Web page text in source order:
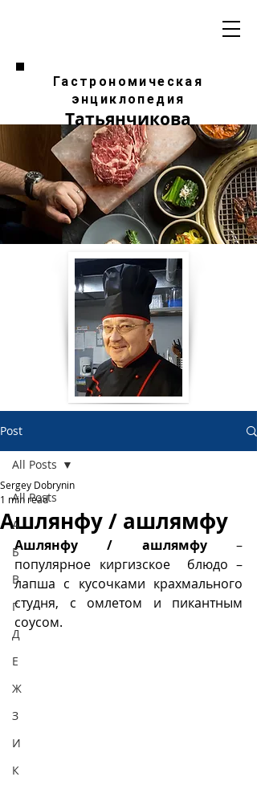
Гастрономическая
энциклопедия
Татьянчикова
Post
All Posts
А
Б
В
Г
Д
Е
Ж
З
И
К
All Posts
Ашлянфу / ашлямфу
Sergey Dobrynin
1 min read
Ашлянфу / ашлямфу –
популярное киргизское  блюдо –
лапша с кусочками крахмального
студня, с омлетом и пикантным
соусом.